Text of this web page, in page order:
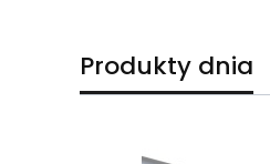
Produkty dnia